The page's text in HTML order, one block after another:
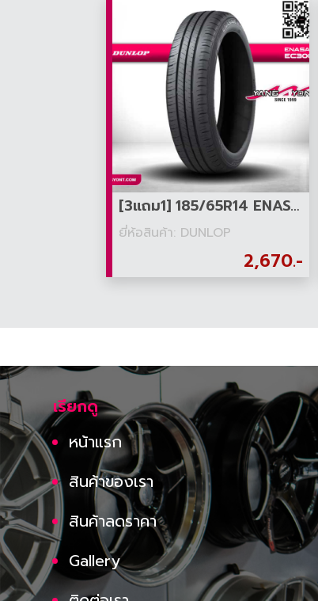
[3แถม1] 185/65R14 ENASAVE EC300+
ยี่ห้อสินค้า: DUNLOP
2,670.-
เรียกดู
หน้าแรก
สินค้าของเรา
สินค้าลดราคา
Gallery